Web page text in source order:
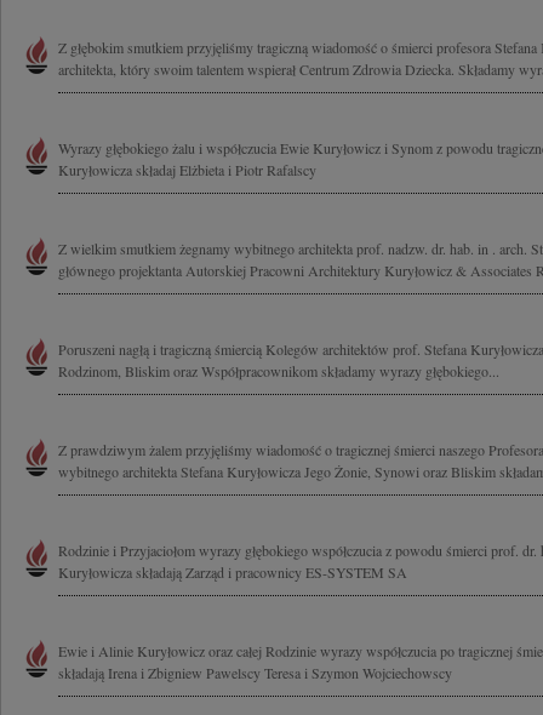
Z głębokim smutkiem przyjęliśmy tragiczną wiadomość o śmierci profesora
architekta, który swoim talentem wspierał Centrum Zdrowia Dziecka. Składamy
Wyrazy głębokiego żalu i współczucia Ewie Kuryłowicz i Synom z powodu
Kuryłowicza składaj Elżbieta i Piotr Rafalscy
Z wielkim smutkiem żegnamy wybitnego architekta prof. nadzw. dr. hab. in . arch.
głównego projektanta Autorskiej Pracowni Architektury Kuryłowicz & Associates
Poruszeni nagłą i tragiczną śmiercią Kolegów architektów prof. Stefana
Rodzinom, Bliskim oraz Współpracownikom składamy wyrazy głębokiego...
Z prawdziwym żalem przyjęliśmy wiadomość o tragicznej śmierci naszego
wybitnego architekta Stefana Kuryłowicza Jego Żonie, Synowi oraz Bliskim
Rodzinie i Przyjaciołom wyrazy głębokiego współczucia z powodu śmierci prof. dr.
Kuryłowicza składają Zarząd i pracownicy ES-SYSTEM SA
Ewie i Alinie Kuryłowicz oraz całej Rodzinie wyrazy współczucia po tragicznej
składają Irena i Zbigniew Pawelscy Teresa i Szymon Wojciechowscy